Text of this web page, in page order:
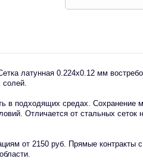
латунная 0.224х0.12 мм
солей.
в подходящих средах. Сохранение
Отличается от стальных сеток
от 2150 руб. Прямые контракты